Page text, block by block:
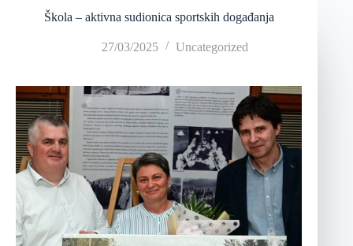
Škola – aktivna sudionica sportskih događanja
27/03/2025 Uncategorized